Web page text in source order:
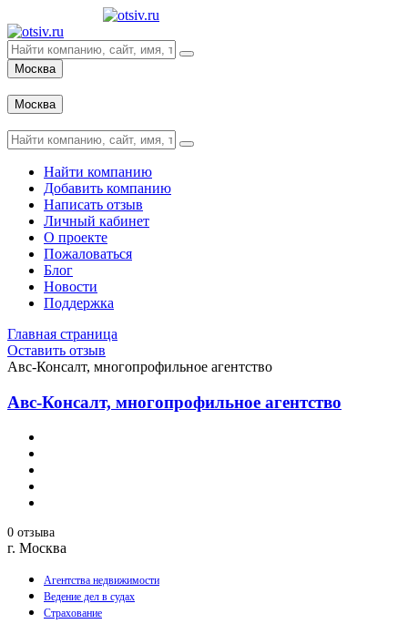
Москва
Москва
Найти компанию
Добавить компанию
Написать отзыв
Личный кабинет
О проекте
Пожаловаться
Блог
Новости
Поддержка
Главная страница
Оставить отзыв
Авс-Консалт, многопрофильное агентство
Авс-Консалт, многопрофильное агентство
0 отзыва
г. Москва
Агентства недвижимости
Ведение дел в судах
Страхование